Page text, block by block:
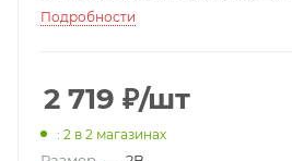
Подробности
2 719 ₽/шт
: 2 в 2 магазинах